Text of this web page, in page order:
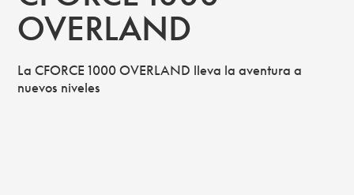
OVERLAND
La CFORCE 1000 OVERLAND lleva la aventura a
nuevos niveles